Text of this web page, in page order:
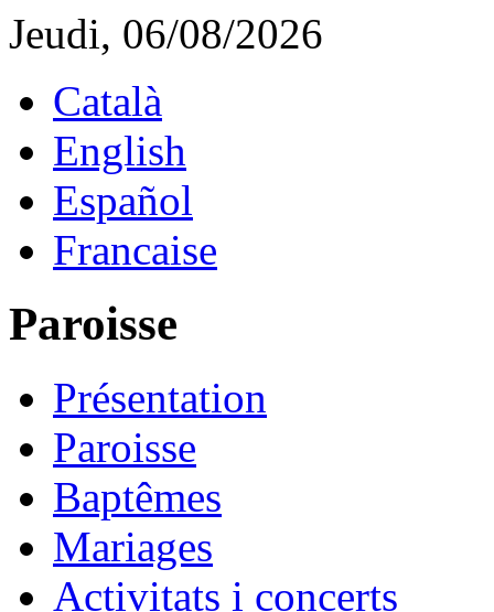
Jeudi, 06/08/2026
Català
English
Español
Francaise
Paroisse
Présentation
Paroisse
Baptêmes
Mariages
Activitats i concerts